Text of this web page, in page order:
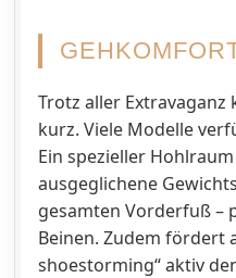
Trotz aller
kurz. Viele Modelle
Ein spezieller
ausgeglichene
gesamten Vorderfuß –
Beinen. Zudem fördert
shoestorming“ aktiv